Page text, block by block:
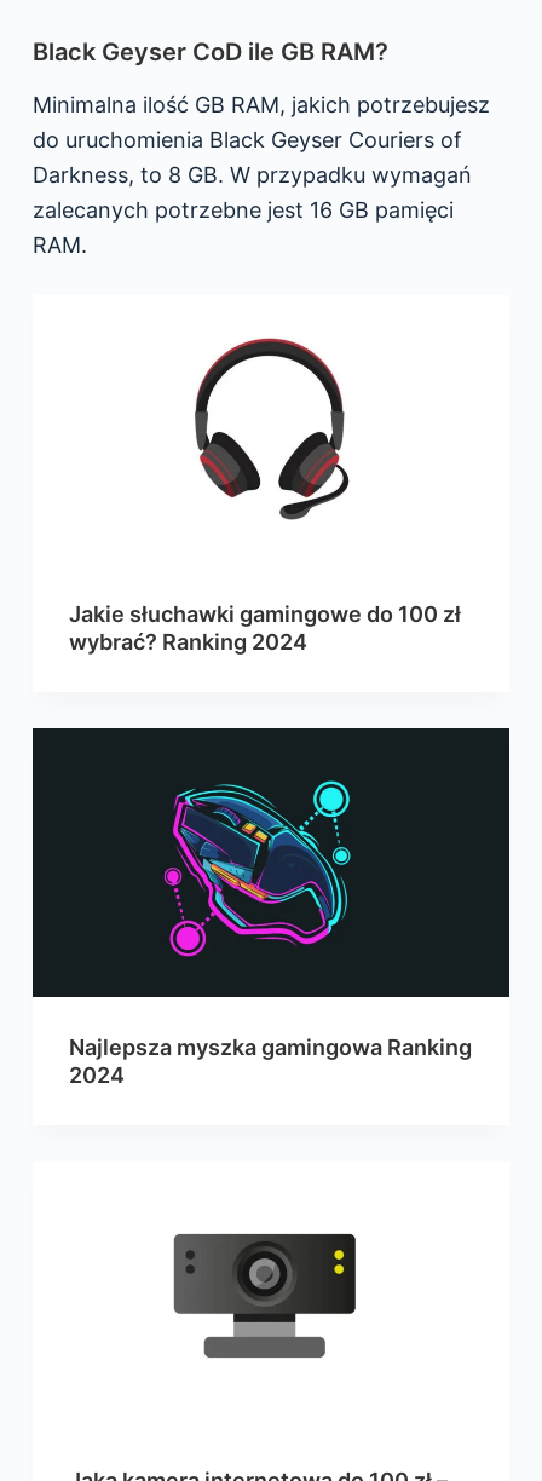
Black Geyser CoD ile GB RAM?
Minimalna ilość GB RAM, jakich potrzebujesz
do uruchomienia Black Geyser Couriers of
Darkness, to 8 GB. W przypadku wymagań
zalecanych potrzebne jest 16 GB pamięci
RAM.
Jakie słuchawki gamingowe do 100 zł
wybrać? Ranking 2024
Najlepsza myszka gamingowa Ranking
2024